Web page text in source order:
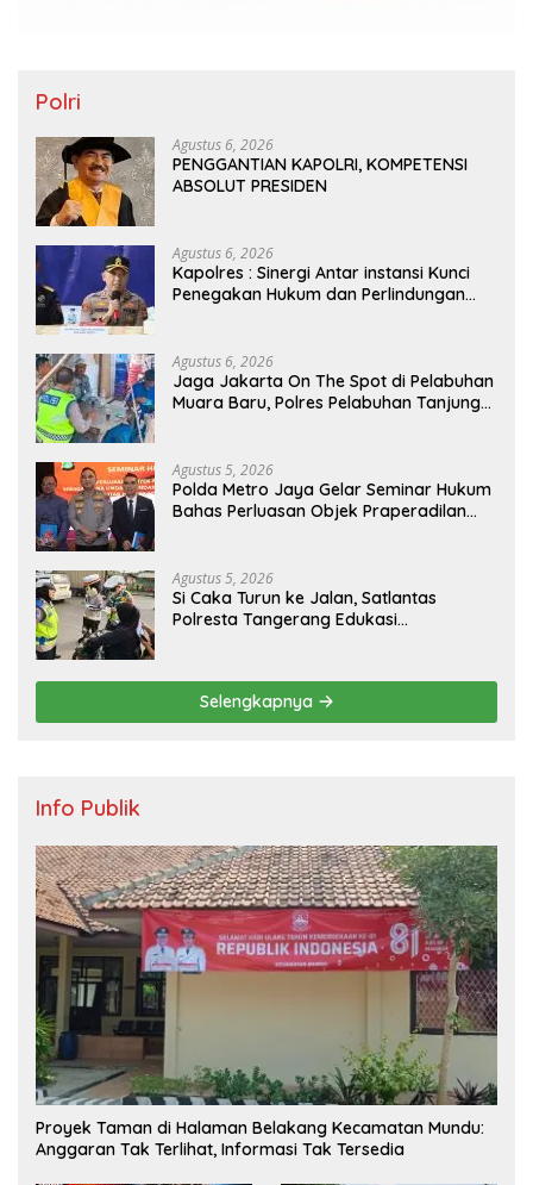
Polri
Agustus 6, 2026
PENGGANTIAN KAPOLRI, KOMPETENSI
ABSOLUT PRESIDEN
Agustus 6, 2026
Kapolres : Sinergi Antar instansi Kunci
Penegakan Hukum dan Perlindungan
Davidson Bekas.
Agustus 6, 2026
Jaga Jakarta On The Spot di Pelabuhan
Muara Baru, Polres Pelabuhan Tanjung
Agustus 5, 2026
Polda Metro Jaya Gelar Seminar Hukum
Bahas Perluasan Objek Praperadilan
Agustus 5, 2026
Si Caka Turun ke Jalan, Satlantas
Polresta Tangerang Edukasi
Selengkapnya
Info Publik
Proyek Taman di Halaman Belakang Kecamatan Mundu:
Anggaran Tak Terlihat, Informasi Tak Tersedia